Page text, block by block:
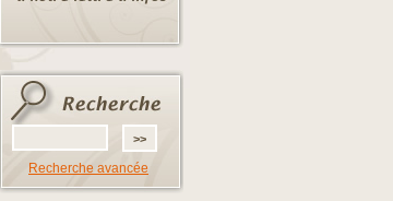
Recherche avancée